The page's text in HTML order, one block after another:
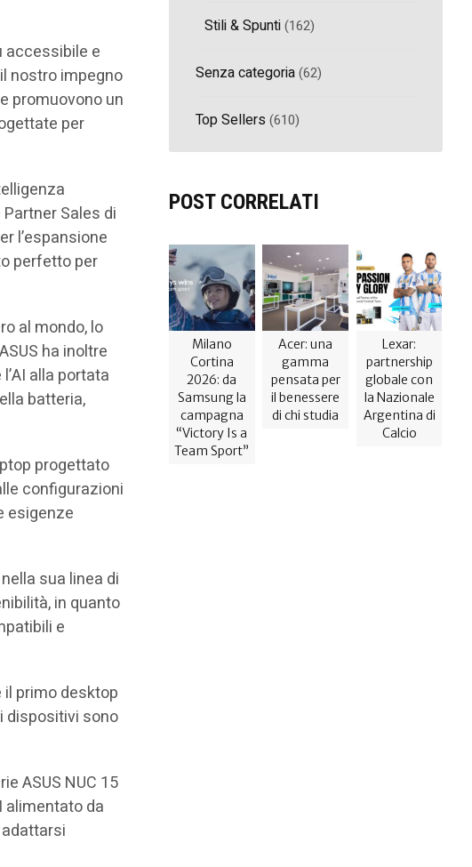
accessibile e
il nostro impegno
promuovono un
per
Sales di
l’espansione
perfetto per
al mondo, lo
ha inoltre
alla portata
batteria,
progettato
configurazioni
esigenze
sua linea di
in quanto
e
primo desktop
dispositivi sono
ASUS NUC 15
alimentato da
Stili & Spunti(162)
Senza categoria(62)
Top Sellers (610)
POST CORRELATI
Milano
Cortina
2026: da
Samsung la
campagna
“Victory Is a
Team Sport”
Acer: una
gamma
pensata per
il benessere
di chi studia
Lexar:
partnership
globale con
la Nazionale
Argentina di
Calcio